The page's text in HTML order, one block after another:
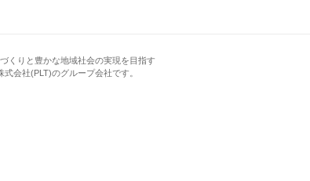
くりと豊かな地域社会の実現を目指す
会社(PLT)のグループ会社です。